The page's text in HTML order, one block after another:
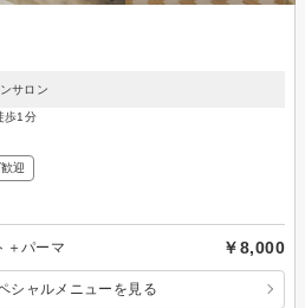
サロン
歩1分
迎
＋パーマ ￥8,000
シャルメニューを見る